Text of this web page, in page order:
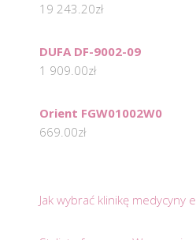
19 243.20zł
DUFA DF-9002-09
1 909.00zł
Orient FGW01002W0
669.00zł
Jak wybrać klinikę medycyny